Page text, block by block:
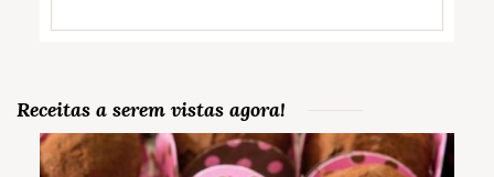
Receitas a serem vistas agora!